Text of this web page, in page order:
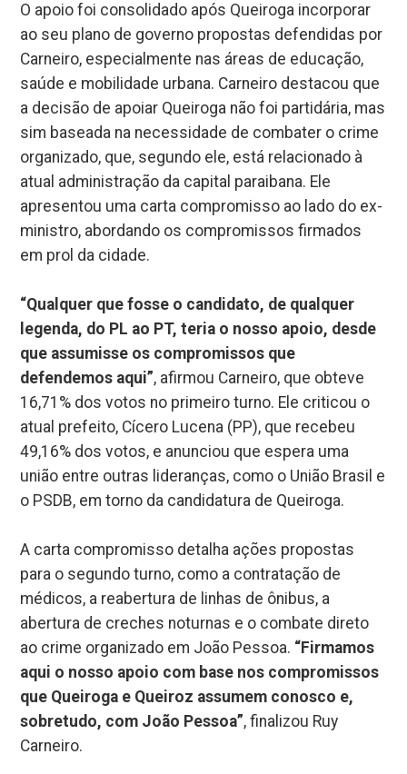
O apoio foi consolidado após Queiroga incorporar
ao seu plano de governo propostas defendidas por
Carneiro, especialmente nas áreas de educação,
saúde e mobilidade urbana. Carneiro destacou que
a decisão de apoiar Queiroga não foi partidária, mas
sim baseada na necessidade de combater o crime
organizado, que, segundo ele, está relacionado à
atual administração da capital paraibana. Ele
apresentou uma carta compromisso ao lado do ex-
ministro, abordando os compromissos firmados
em prol da cidade.
“Qualquer que fosse o candidato, de qualquer
legenda, do PL ao PT, teria o nosso apoio, desde
que assumisse os compromissos que
defendemos aqui”, afirmou Carneiro, que obteve
16,71% dos votos no primeiro turno. Ele criticou o
atual prefeito, Cícero Lucena (PP), que recebeu
49,16% dos votos, e anunciou que espera uma
união entre outras lideranças, como o União Brasil e
o PSDB, em torno da candidatura de Queiroga.
A carta compromisso detalha ações propostas
para o segundo turno, como a contratação de
médicos, a reabertura de linhas de ônibus, a
abertura de creches noturnas e o combate direto
ao crime organizado em João Pessoa. “Firmamos
aqui o nosso apoio com base nos compromissos
que Queiroga e Queiroz assumem conosco e,
sobretudo, com João Pessoa”, finalizou Ruy
Carneiro.